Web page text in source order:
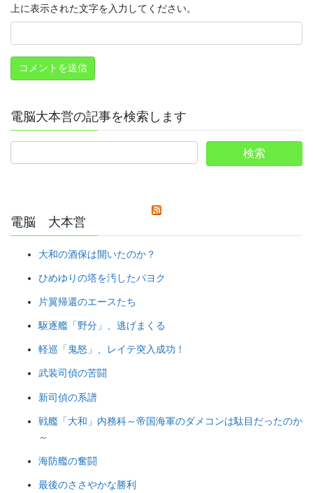
上に表示された文字を入力してください。
電脳大本営の記事を検索します
電脳 大本営
大和の酒保は開いたのか？
ひめゆりの塔を汚したパヨク
片翼帰還のエースたち
駆逐艦「野分」、逃げまくる
軽巡「鬼怒」、レイテ突入成功！
武装司偵の苦闘
新司偵の系譜
戦艦「大和」内務科～帝国海軍のダメコンは駄目だったのか
～
海防艦の奮闘
最後のささやかな勝利